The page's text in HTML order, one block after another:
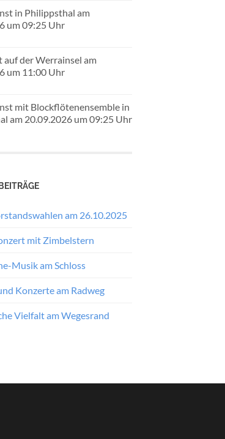
in Philippsthal am
um 09:25 Uhr
auf der Werrainsel am
um 11:00 Uhr
mit Blockflötenensemble in
am 20.09.2026 um 09:25 Uhr
am 26.10.2025
mit Zimbelstern
Musik am Schloss
Konzerte am Radweg
Vielfalt am Wegesrand